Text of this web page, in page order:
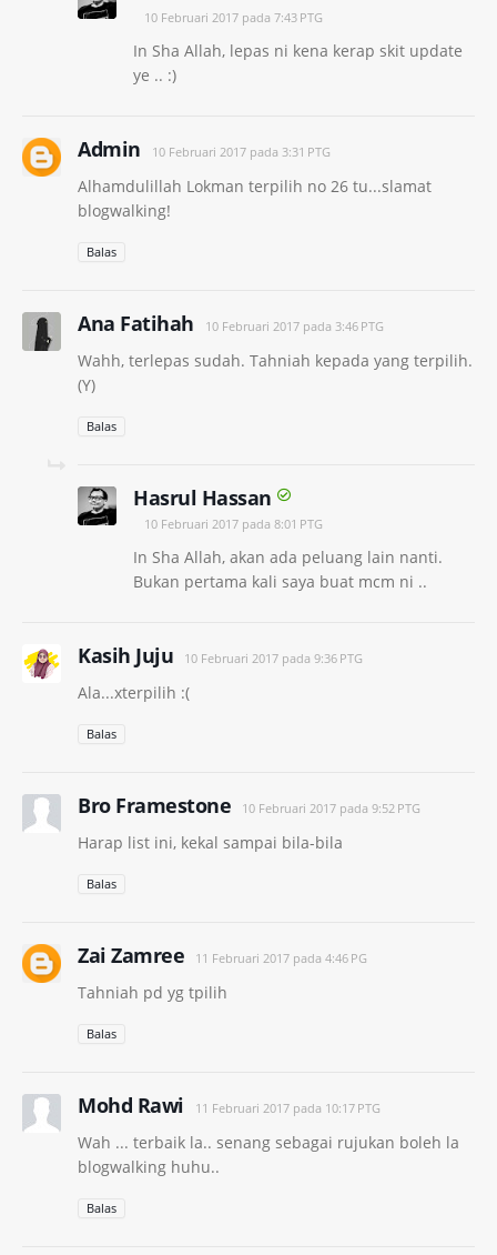
10 Februari 2017 pada 7:43 PTG
In Sha Allah, lepas ni kena kerap skit update
ye .. :)
Admin 10 Februari 2017 pada 3:31 PTG
Alhamdulillah Lokman terpilih no 26 tu...slamat
blogwalking!
Balas
Ana Fatihah 10 Februari 2017 pada 3:46 PTG
Wahh, terlepas sudah. Tahniah kepada yang terpilih.
(Y)
Balas
Hasrul Hassan
10 Februari 2017 pada 8:01 PTG
In Sha Allah, akan ada peluang lain nanti.
Bukan pertama kali saya buat mcm ni ..
Kasih Juju 10 Februari 2017 pada 9:36 PTG
Ala...xterpilih :(
Balas
Bro Framestone 10 Februari 2017 pada 9:52 PTG
Harap list ini, kekal sampai bila-bila
Balas
Zai Zamree 11 Februari 2017 pada 4:46 PG
Tahniah pd yg tpilih
Balas
Mohd Rawi 11 Februari 2017 pada 10:17 PTG
Wah ... terbaik la.. senang sebagai rujukan boleh la
blogwalking huhu..
Balas